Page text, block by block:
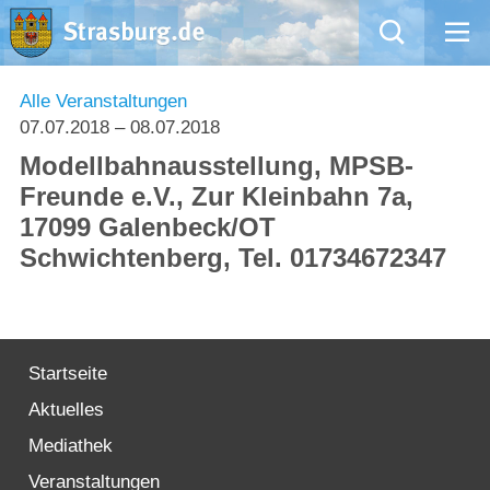
Mängelmeldung
Rathaus
Natur – Kultur – Tourismus
Willkommen in Strasburg (Uckermark)
Alle Veranstaltungen
07.07.2018 – 08.07.2018
Modellbahnausstellung, MPSB-
Freunde e.V., Zur Kleinbahn 7a,
17099 Galenbeck/OT
Schwichtenberg, Tel. 01734672347
Startseite
Aktuelles
Mediathek
Veranstaltungen